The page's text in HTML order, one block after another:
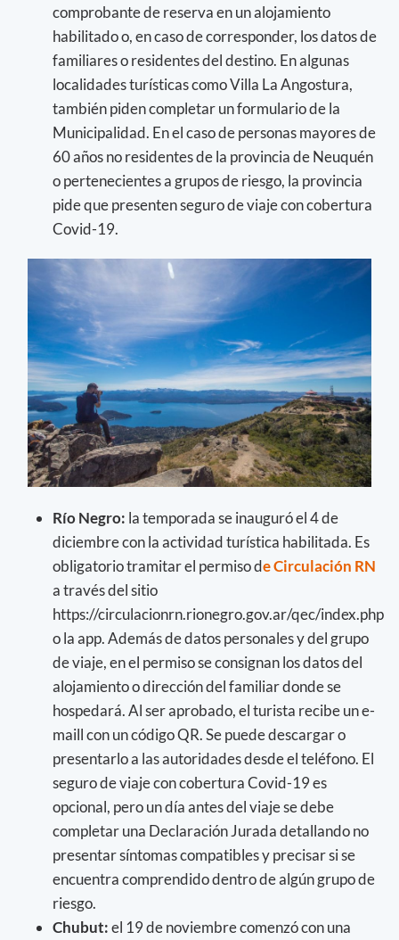
comprobante de reserva en un alojamiento
habilitado o, en caso de corresponder, los datos de
familiares o residentes del destino. En algunas
localidades turísticas como Villa La Angostura,
también piden completar un formulario de la
Municipalidad. En el caso de personas mayores de
60 años no residentes de la provincia de Neuquén
o pertenecientes a grupos de riesgo, la provincia
pide que presenten seguro de viaje con cobertura
Covid-19.
Río Negro: la temporada se inauguró el 4 de
diciembre con la actividad turística habilitada. Es
obligatorio tramitar el permiso de Circulación RN
a través del sitio
https://circulacionrn.rionegro.gov.ar/qec/index.php
o la app. Además de datos personales y del grupo
de viaje, en el permiso se consignan los datos del
alojamiento o dirección del familiar donde se
hospedará. Al ser aprobado, el turista recibe un e-
maill con un código QR. Se puede descargar o
presentarlo a las autoridades desde el teléfono. El
seguro de viaje con cobertura Covid-19 es
opcional, pero un día antes del viaje se debe
completar una Declaración Jurada detallando no
presentar síntomas compatibles y precisar si se
encuentra comprendido dentro de algún grupo de
riesgo.
Chubut:el 19 de noviembre comenzó con una